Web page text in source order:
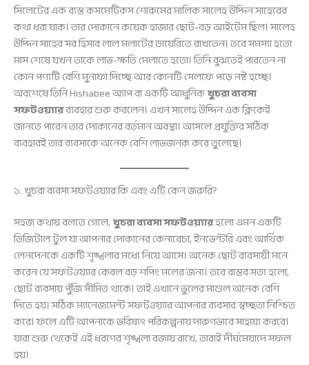
সিলেটের এক ব্যস্ত কসমেটিকস শোরুমের মালিক সালেহ উদ্দিন সাহেবের
কথা ধরা যাক। তার দোকানে কয়েক হাজার ছোট-বড় আইটেম ছিল। সালেহ
উদ্দিন সাহেব সব হিসাব লাল মলাটের ডায়েরিতে রাখতেন। তবে সমস্যা হতো
মাস শেষে যখন তাকে লাভ-ক্ষতি মেলাতে হতো। তিনি বুঝতেই পারতেন না
কোন পণ্যটি বেশি মুনাফা দিচ্ছে আর কোনটি সেলফে পড়ে নষ্ট হচ্ছে।
অবশেষে তিনি Hishabee অ্যাপ বা একটি আধুনিকখুচরা ব্যবসা
সফটওয়্যারব্যবহার শুরু করলেন। এখন সালেহ উদ্দিন এক ক্লিকেই
জানতে পারেন তার দোকানের বর্তমান অবস্থা। আসলে প্রযুক্তির সঠিক
ব্যবহারই তার ব্যবসাকে অনেক বেশি লাভজনক করে তুলেছে।
১. খুচরা ব্যবসা সফটওয়্যার কি এবং এটি কেন জরুরি?
সহজ কথায় বলতে গেলে,খুচরা ব্যবসা সফটওয়্যারহলো এমন একটি
ডিজিটাল টুল যা আপনার দোকানের কেনাবেচা, ইনভেন্টরি এবং আর্থিক
লেনদেনকে একটি শৃঙ্খলার মধ্যে নিয়ে আসে। অনেক ছোট ব্যবসায়ী মনে
করেন যে সফটওয়্যার কেবল বড় শপিং মলের জন্য। তবে বাস্তব সত্য হলো,
ছোট ব্যবসায় পুঁজি সীমিত থাকে। তাই এখানে ভুলের মাশুল অনেক বেশি
দিতে হয়। সঠিক ম্যানেজমেন্ট সফটওয়্যার আপনার ব্যবসার স্বচ্ছতা নিশ্চিত
করে। ফলে এটি আপনাকে ভবিষ্যৎ পরিকল্পনায় দারুণভাবে সাহায্য করবে।
যারা শুরু থেকেই এই ধরণের শৃঙ্খলা বজায় রাখে, তারাই দীর্ঘমেয়াদে সফল
হয়।